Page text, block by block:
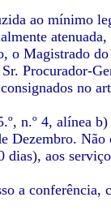
ao mínimo
o Magistrado
Procurador-
no
n.º 4, alínea
Dezembro.
aos
a conferência,